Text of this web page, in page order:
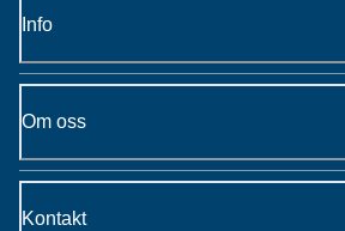
Info
Om oss
Kontakt